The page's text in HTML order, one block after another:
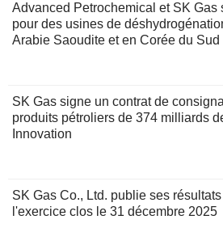
Advanced Petrochemical et SK Gas
pour des usines de
Arabie Saoudite et en Corée du Sud
SK Gas signe un contrat de
produits pétroliers de 374 milliards
Innovation
SK Gas Co., Ltd. publie ses
l'exercice clos le 31 décembre 2025